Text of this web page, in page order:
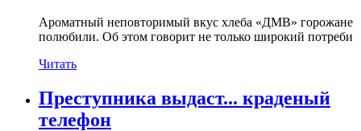
Ароматный неповторимый вкус хлеба «ДМВ» горожане
полюбили. Об этом говорит не только широкий потреби
Читать
Преступника выдаст... краденый
телефон